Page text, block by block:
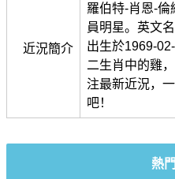
近況簡介
羅伯特-肖恩-倫
員明星。英文
出生於1969-
二生肖中的雞
注最新近況，
吧！
熱